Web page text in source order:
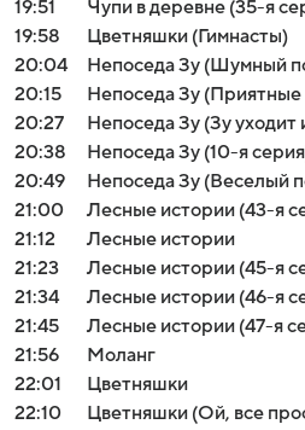
19:51
Чупи в деревне (35-я
19:58
Цветняшки (Гимнасты)
20:04
Непоседа Зу (Шумный
20:15
Непоседа Зу (Приятные
20:27
Непоседа Зу (Зу уходит
20:38
Непоседа Зу (10-я
20:49
Непоседа Зу (Веселый
21:00
Лесные истории (43-я
21:12
Лесные истории
21:23
Лесные истории (45-я
21:34
Лесные истории (46-я
21:45
Лесные истории (47-я
21:56
Моланг
22:01
Цветняшки
22:10
Цветняшки (Ой, все